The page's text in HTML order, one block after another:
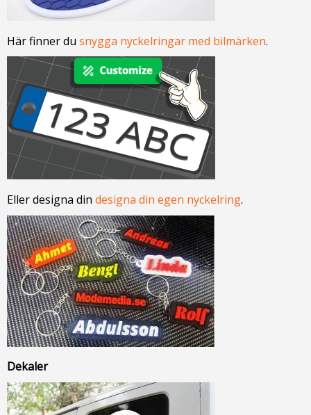
Här finner du snygga nyckelringar med bilmärken.
Eller designa din designa din egen nyckelring.
Dekaler